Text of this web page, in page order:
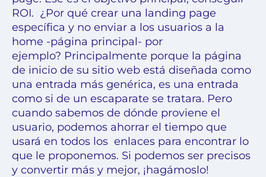
ROI. ¿Por qué crear una landing page
específica y no enviar a los usuarios a la
home -página principal- por
ejemplo? Principalmente porque la página
de inicio de su sitio web está diseñada como
una entrada más genérica, es una entrada
como si de un escaparate se tratara. Pero
cuando sabemos de dónde proviene el
usuario, podemos ahorrar el tiempo que
usará en todos los enlaces para encontrar lo
que le proponemos. Si podemos ser precisos
y convertir más y mejor, ¡hagámoslo!